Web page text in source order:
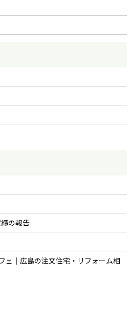
の報告
ェ｜広島の注文住宅・リフォーム相